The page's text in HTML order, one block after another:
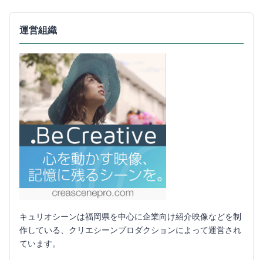
運営組織
キュリオシーンは福岡県を中心に企業向け紹介映像などを制
作している、クリエシーンプロダクションによって運営され
ています。